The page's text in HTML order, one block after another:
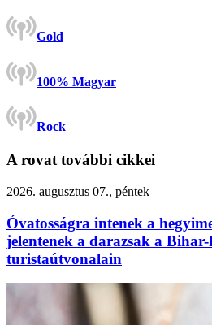
Gold
100% Magyar
Rock
A rovat további cikkei
2026. augusztus 07., péntek
Óvatosságra intenek a
jelentenek a darazsak a Bihar-
turistaútvonalain